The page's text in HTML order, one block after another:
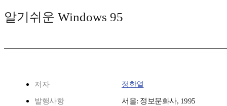
알기쉬운 Windows 95
저자 정한열
발행사항 서울: 정보문화사, 1995